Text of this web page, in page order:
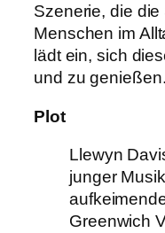
Szenerie, die
Menschen im
lädt ein, sich
und zu genießen.
Plot
Llewyn
junger
Greenwich